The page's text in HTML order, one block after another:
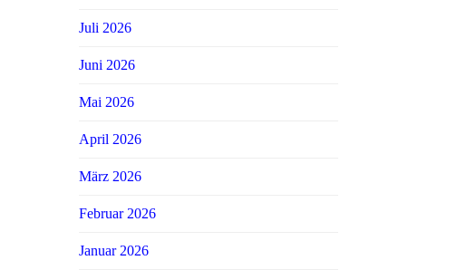
Juli 2026
Juni 2026
Mai 2026
April 2026
März 2026
Februar 2026
Januar 2026